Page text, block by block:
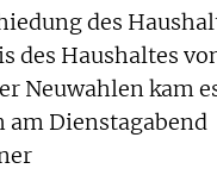
des
des Haushaltes
Neuwahlen kam
am Dienstagabend